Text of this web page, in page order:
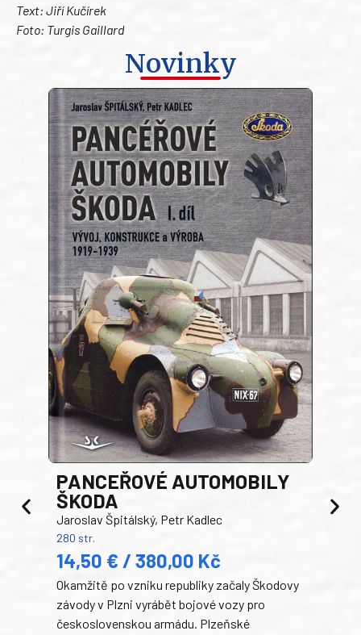
Text: Jiří Kučírek
Foto: Turgis Gaillard
Novinky
PANCEŘOVÉ AUTOMOBILY
ŠKODA
Jaroslav Špitálský, Petr Kadlec
280 str.
14,50 € / 380,00 Kč
Okamžitě po vzniku republiky začaly Škodovy
závody v Plzni vyrábět bojové vozy pro
československou armádu. Plzeňské